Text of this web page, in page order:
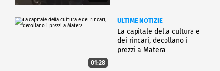
01:28
ULTIME NOTIZIE
La capitale della cultura e
dei rincari, decollano i
prezzi a Matera